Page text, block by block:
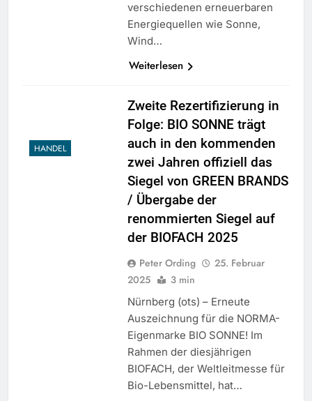
verschiedenen erneuerbaren
Energiequellen wie Sonne,
Wind…
Weiterlesen
HANDEL
Zweite Rezertifizierung in
Folge: BIO SONNE trägt
auch in den kommenden
zwei Jahren offiziell das
Siegel von GREEN BRANDS
/ Übergabe der
renommierten Siegel auf
der BIOFACH 2025
Peter Ording
25. Februar
2025
3 min
Nürnberg (ots) – Erneute
Auszeichnung für die NORMA-
Eigenmarke BIO SONNE! Im
Rahmen der diesjährigen
BIOFACH, der Weltleitmesse für
Bio-Lebensmittel, hat…